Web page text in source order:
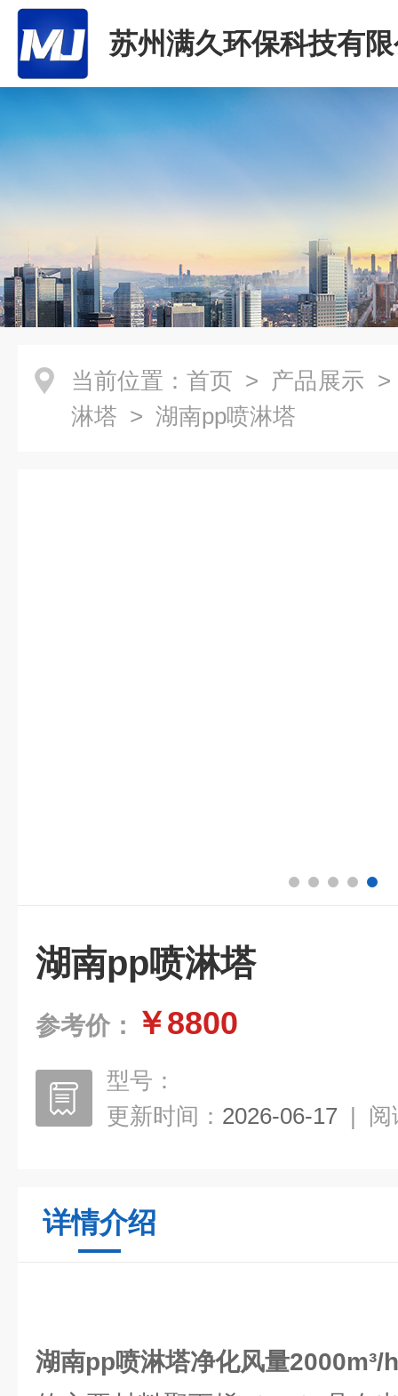
苏州满久环保科技有
当前位置： 首页 > 产品展示
淋塔 > 湖南pp喷淋塔
湖南pp喷淋塔
参考价： ￥8800
型号：
更新时间： 2026-06-17 | 阅
详情介绍
湖南pp喷淋塔净化风量2000m³/h